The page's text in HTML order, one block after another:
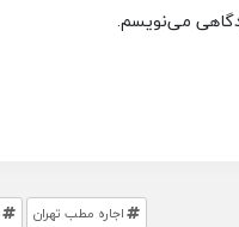
می‌نویسم.
اجاره مطب تهران